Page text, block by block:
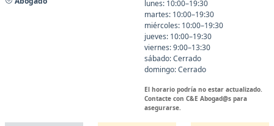
lunes: 10:00–19:30
martes: 10:00–19:30
miércoles: 10:00–19:30
jueves: 10:00–19:30
viernes: 9:00–13:30
sábado: Cerrado
domingo: Cerrado
El horario podría no estar actualizado.
Contacte con C&E Abogad@s para
asegurarse.